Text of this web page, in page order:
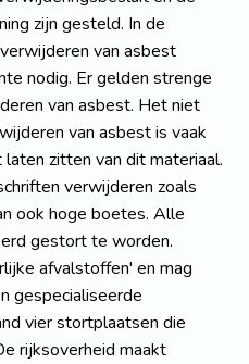
zijn gesteld. In de
van asbest
nodig. Er gelden strenge
van asbest. Het niet
van asbest is vaak
zitten van dit materiaal.
verwijderen zoals
ook hoge boetes. Alle
gestort te worden.
afvalstoffen' en mag
gespecialiseerde
vier stortplaatsen die
rijksoverheid maakt